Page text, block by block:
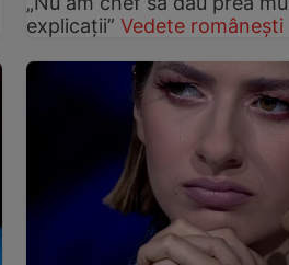
explicații” Vedete românești